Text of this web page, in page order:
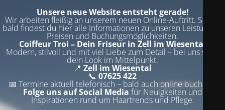
Unsere neue Website entsteht gerade!
Wir arbeiten fleißig an unserem neuen Online-Auftritt. Schon
bald findest du hier alle Informationen zu unseren Leistungen,
Preisen und Buchungsmöglichkeiten.
Coiffeur Troi – Dein Friseur in Zell im Wiesental
Modern, stilvoll und mit viel Liebe zum Detail – bei uns steht
dein Look im Mittelpunkt.
📍 Zell im Wiesental
📞 07625 422
📅 Termine aktuell telefonisch – bald auch online buchbar!
Folge uns auf Social Media für Neuigkeiten und
Inspirationen rund um Haartrends und Pflege.